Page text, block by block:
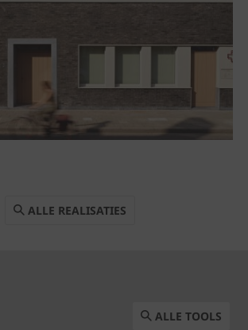
ALLE REALISATIES
ALLE TOOLS